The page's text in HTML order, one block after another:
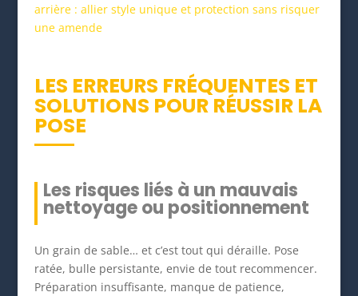
arrière : allier style unique et protection sans risquer
une amende
LES ERREURS FRÉQUENTES ET
SOLUTIONS POUR RÉUSSIR LA
POSE
Les risques liés à un mauvais
nettoyage ou positionnement
Un grain de sable… et c’est tout qui déraille. Pose
ratée, bulle persistante, envie de tout recommencer.
Préparation insuffisante, manque de patience,